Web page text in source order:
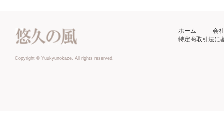
ホーム
会
特定商取引法に
Copyright © Yuukyunokaze. All rights reserved.